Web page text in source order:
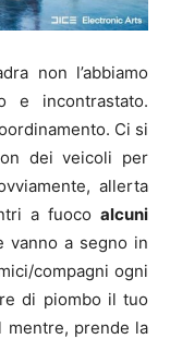
non l’abbiamo
e incontrastato.
Ci si
dei veicoli per
allerta
a fuoco alcuni
vanno a segno in
compagni ogni
di piombo il tuo
mentre, prende la